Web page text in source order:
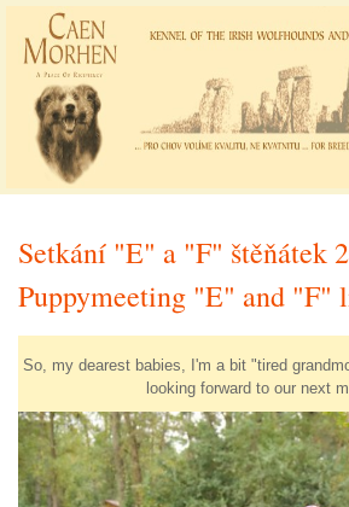
Setkání "E" a "F" štěňátek
Puppymeeting "E" and "F"
So, my dearest babies, I'm a bit "tired
looking forward to our next